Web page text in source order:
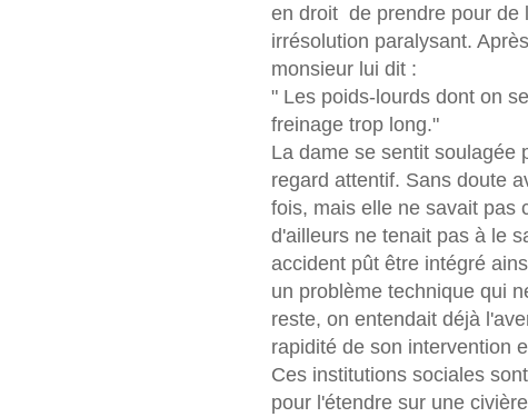
en droit de prendre pour de
irrésolution paralysant.
monsieur lui dit :
" Les poids-lourds dont on
freinage trop long."
La dame se sentit soulagée
regard attentif. Sans doute
fois, mais elle ne savait pas
d'ailleurs ne tenait pas à le
accident pût être intégré
un problème technique qui
reste, on entendait déjà
rapidité de son intervention
Ces institutions sociales
pour l'étendre sur une